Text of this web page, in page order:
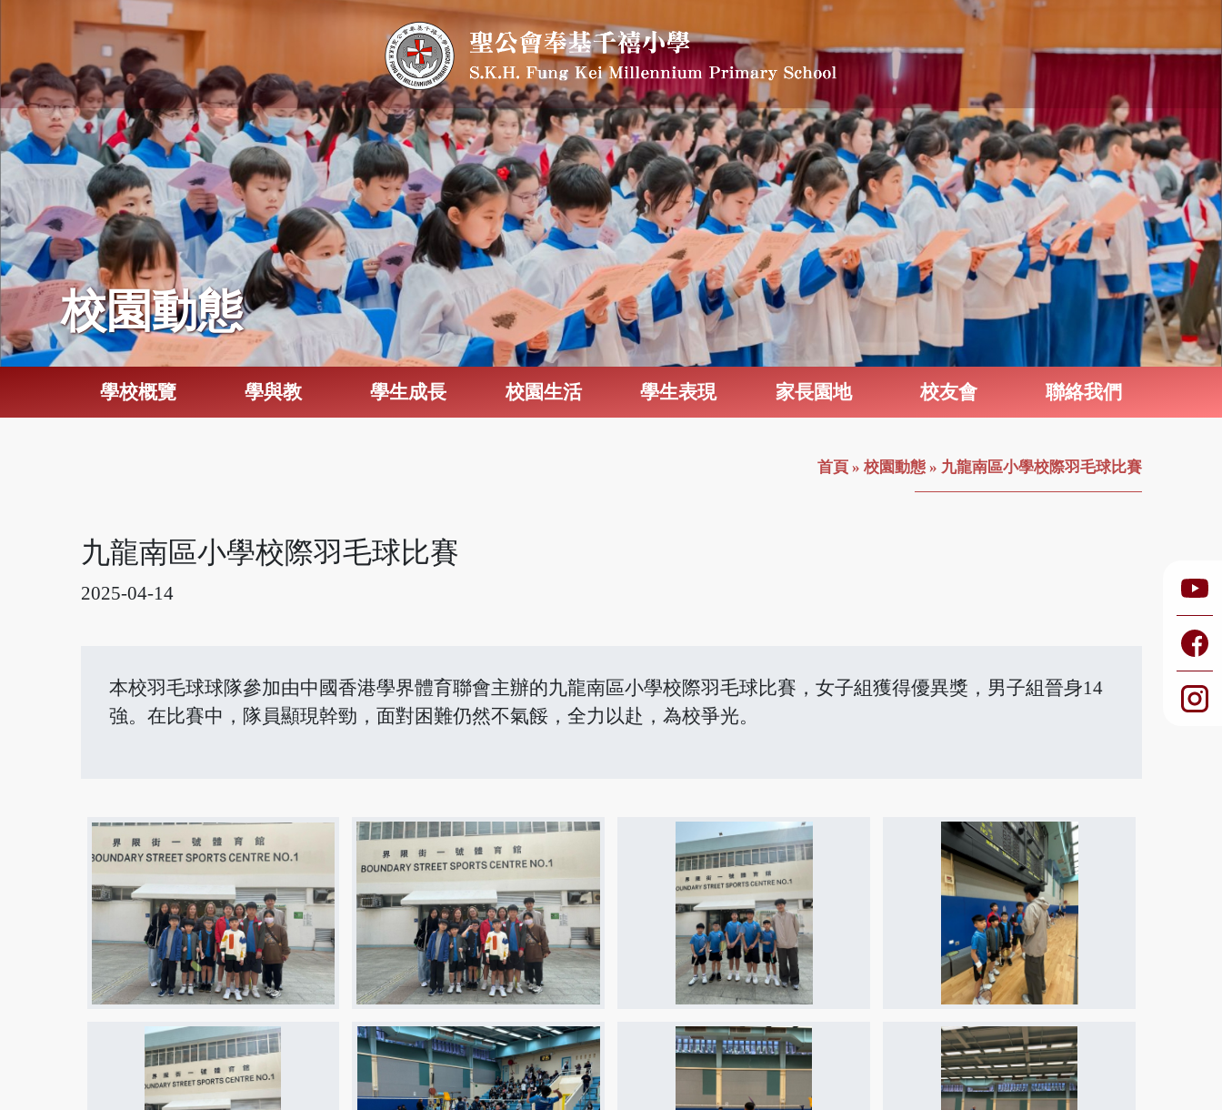
校園動態
學校概覽 學與教 學生成長 校園生活 學生表現 家長園地 校友會 聯絡我們
首頁 » 校園動態» 九龍南區小學校際羽毛球比賽
九龍南區小學校際羽毛球比賽
2025-04-14
本校羽毛球球隊參加由中國香港學界體育聯會主辦的九龍南區小學校際羽毛球比賽，女子組獲得優異獎，男子組晉身14
強。在比賽中，隊員顯現幹勁，面對困難仍然不氣餒，全力以赴，為校爭光。